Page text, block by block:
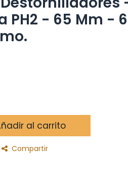
PH2 - 65 Mm -
al carrito
Compartir